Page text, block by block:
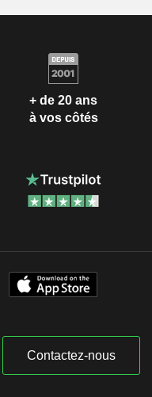
+ de 20 ans
à vos côtés
Contactez-nous